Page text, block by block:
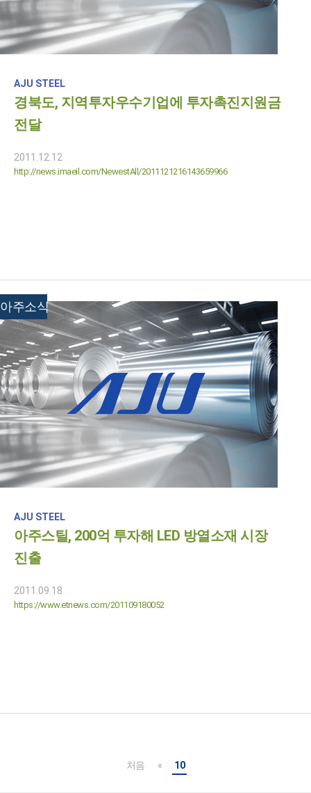
AJU STEEL
경북도, 지역투자우수기업에 투자촉진지원금
전달
2011.12.12
http://news.imaeil.com/NewestAll/2011121216143659966
AJU STEEL
아주스틸, 200억 투자해 LED 방열소재 시장
진출
2011.09.18
https://www.etnews.com/201109180052
아주소식
처음 « 10